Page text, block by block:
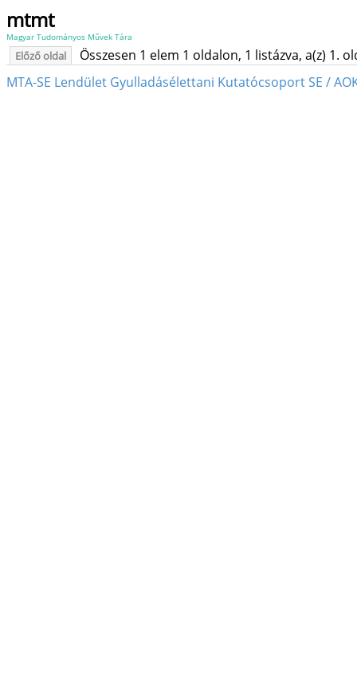
mtmt
Magyar Tudományos Művek Tára
Előző oldal
Összesen 1 elem 1 oldalon, 1 listázva, a(z) 1.
MTA-SE Lendület Gyulladásélettani Kutatócsoport SE /